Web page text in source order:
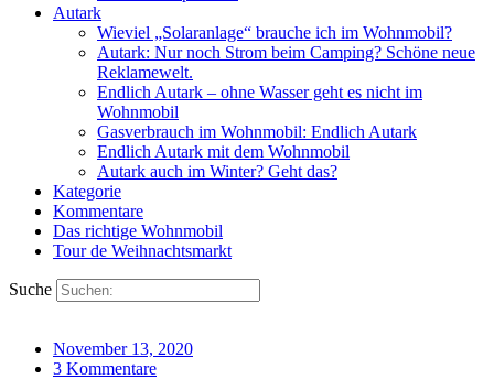
Autark
Wieviel „Solaranlage“ brauche ich im Wohnmobil?
Autark: Nur noch Strom beim Camping? Schöne neue
Reklamewelt.
Endlich Autark – ohne Wasser geht es nicht im
Wohnmobil
Gasverbrauch im Wohnmobil: Endlich Autark
Endlich Autark mit dem Wohnmobil
Autark auch im Winter? Geht das?
Kategorie
Kommentare
Das richtige Wohnmobil
Tour de Weihnachtsmarkt
Suche
November 13, 2020
3 Kommentare